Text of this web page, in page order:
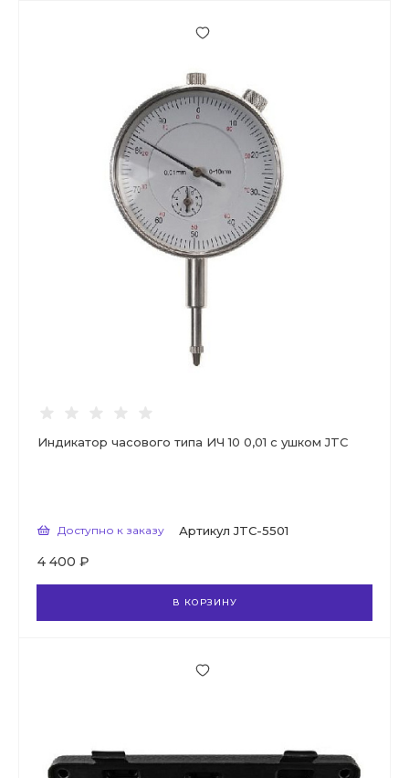
Индикатор часового типа ИЧ 10 0,01 с ушком JTC
Доступно к заказу Артикул JTC-5501
4 400 ₽
В КОРЗИНУ